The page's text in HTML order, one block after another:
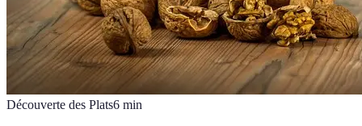
Découverte des Plats6 min